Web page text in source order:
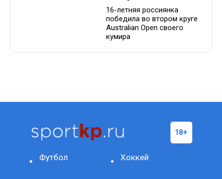
16-летняя россиянка
победила во втором круге
Australian Open своего
кумира
Футбол Хоккей